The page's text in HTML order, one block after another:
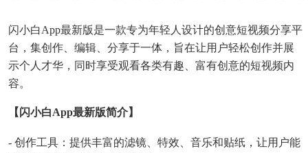
闪小白app最新版是一款专为年轻人设计的创意短视频分享平
台，集创作、编辑、分享于一体，旨在让用户轻松创作并展
示个人才华，同时享受观看各类有趣、富有创意的短视频内
容。
【闪小白app最新版简介】
- 创作工具：提供丰富的滤镜、特效、音乐和贴纸，让用户能